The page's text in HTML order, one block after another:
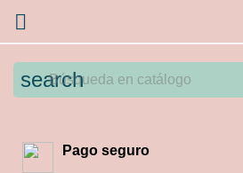

search
Pago seguro